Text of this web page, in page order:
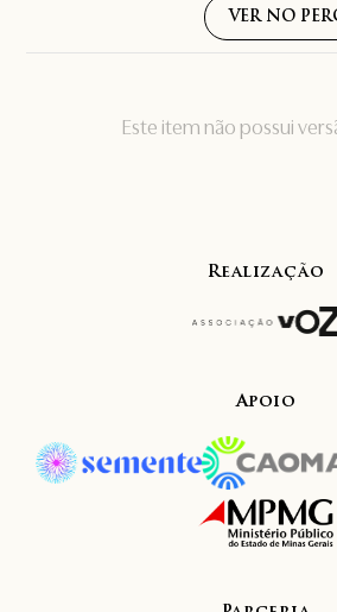
Este item não possui
VER NO
Realização
Apoio